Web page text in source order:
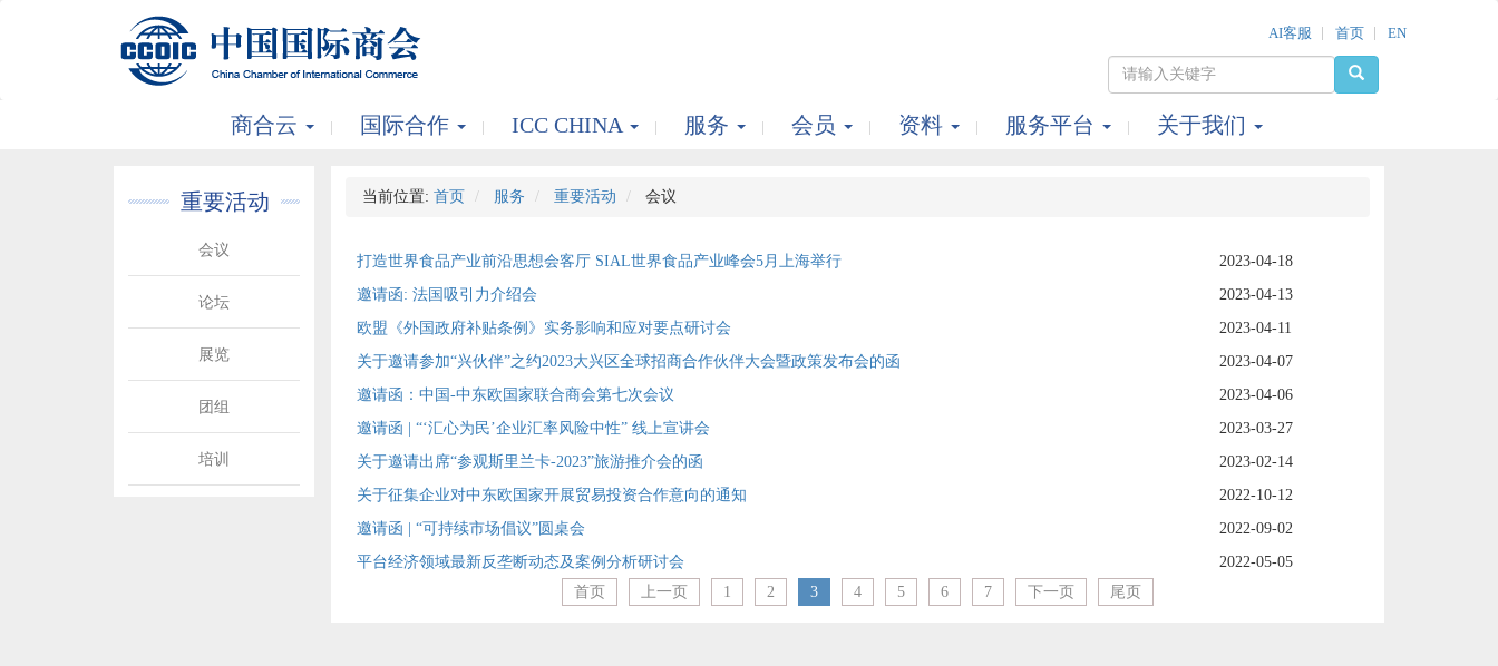
AI客服 首页 EN
商合云 国际合作 ICC CHINA 服务 会员 资料 服务平台 关于我们
重要活动
会议
论坛
展览
团组
培训
当前位置: 首页 服务 重要活动 会议
打造世界食品产业前沿思想会客厅 SIAL世界食品产业峰会5月上海举行
2023-04-18
邀请函: 法国吸引力介绍会
2023-04-13
欧盟《外国政府补贴条例》实务影响和应对要点研讨会
2023-04-11
关于邀请参加“兴伙伴”之约2023大兴区全球招商合作伙伴大会暨政策发布会的函
2023-04-07
邀请函：中国-中东欧国家联合商会第七次会议
2023-04-06
邀请函 | “‘汇心为民’企业汇率风险中性” 线上宣讲会
2023-03-27
关于邀请出席“参观斯里兰卡-2023”旅游推介会的函
2023-02-14
关于征集企业对中东欧国家开展贸易投资合作意向的通知
2022-10-12
邀请函 | “可持续市场倡议”圆桌会
2022-09-02
平台经济领域最新反垄断动态及案例分析研讨会
2022-05-05
首页
上一页 1 2 3 4 5 6 7 下一页 尾页